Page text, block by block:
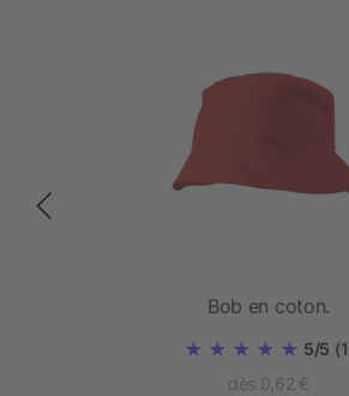
Bob en coton.
5/5
dès 0,62 €